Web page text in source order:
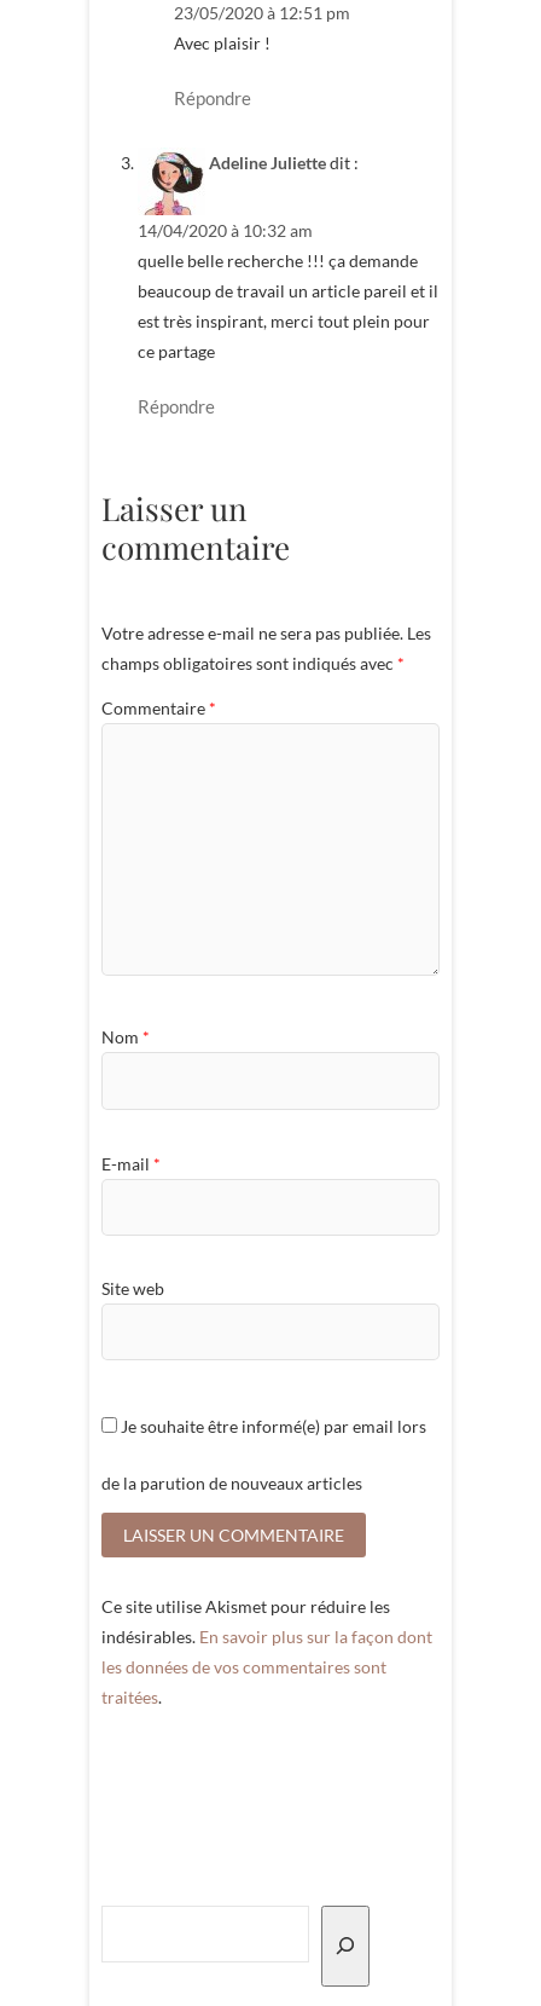
23/05/2020 à 12:51 pm
Avec plaisir !
Répondre
Adeline Juliettedit :
14/04/2020 à 10:32 am
quelle belle recherche !!! ça demande
beaucoup de travail un article pareil et il
est très inspirant, merci tout plein pour
ce partage
Répondre
Laisser un
commentaire
Votre adresse e-mail ne sera pas publiée. Les
champs obligatoires sont indiqués avec *
Commentaire *
Nom *
E-mail *
Site web
Je souhaite être informé(e) par email lors
de la parution de nouveaux articles
Ce site utilise Akismet pour réduire les
indésirables. En savoir plus sur la façon dont
les données de vos commentaires sont
traitées.